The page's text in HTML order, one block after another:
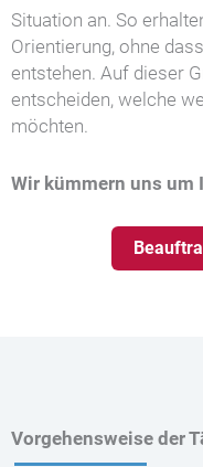
Situation an. So
Orientierung, ohne
entstehen. Auf dieser
entscheiden, welche
möchten.
Wir kümmern uns um
Vorgehensweise der